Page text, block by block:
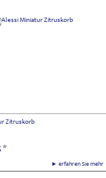
Zitruskorb
► erfahren Sie
*